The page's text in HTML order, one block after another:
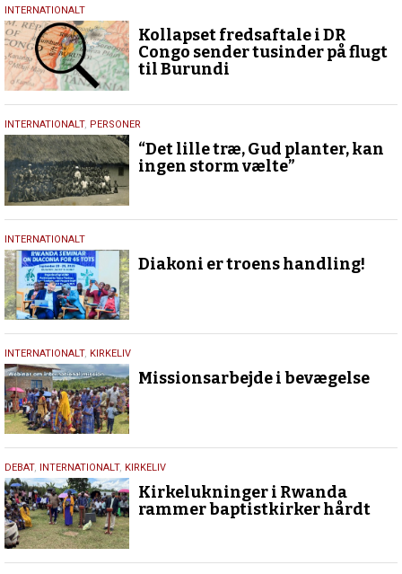
15.
december
2025
INTERNATIONALT
Kollapset fredsaftale i DR
Congo sender tusinder på flugt
til Burundi
29.
november
2025
INTERNATIONALT, PERSONER
“Det lille træ, Gud planter, kan
ingen storm vælte”
26.
september
2025
INTERNATIONALT
Diakoni er troens handling!
27.
april
2025
INTERNATIONALT, KIRKELIV
Missionsarbejde i bevægelse
2.
april
2025
DEBAT, INTERNATIONALT, KIRKELIV
Kirkelukninger i Rwanda
rammer baptistkirker hårdt